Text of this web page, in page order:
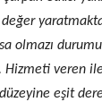
olmazı
Hizmeti veren
eşit